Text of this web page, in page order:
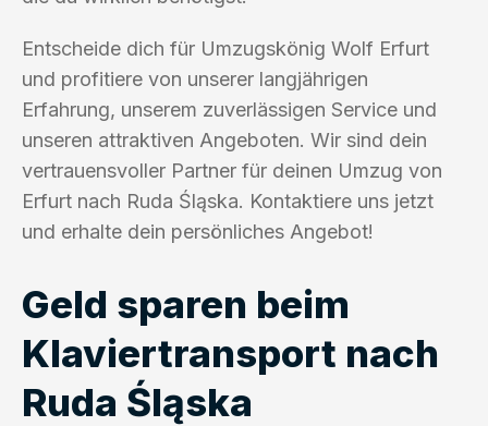
Entscheide dich für Umzugskönig Wolf Erfurt
und profitiere von unserer langjährigen
Erfahrung, unserem zuverlässigen Service und
unseren attraktiven Angeboten. Wir sind dein
vertrauensvoller Partner für deinen Umzug von
Erfurt nach Ruda Śląska. Kontaktiere uns jetzt
und erhalte dein persönliches Angebot!
Geld sparen beim
Klaviertransport nach
Ruda Śląska